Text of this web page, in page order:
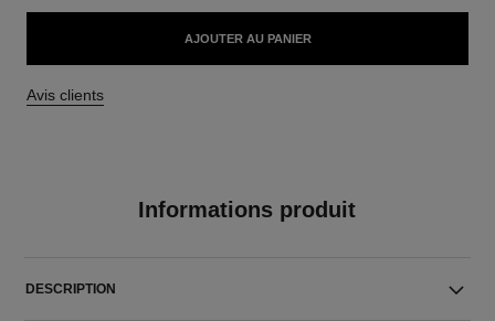
AJOUTER AU PANIER
Avis clients
Informations produit
DESCRIPTION